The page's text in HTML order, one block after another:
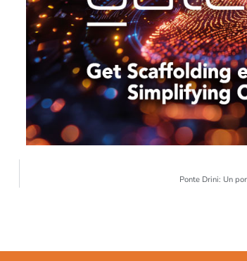
Ponte Drini: Un